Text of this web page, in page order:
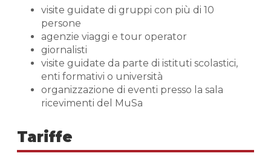
visite guidate di gruppi con più di 10
persone
agenzie viaggi e tour operator
giornalisti
visite guidate da parte di istituti scolastici,
enti formativi o università
organizzazione di eventi presso la sala
ricevimenti del MuSa
Tariffe